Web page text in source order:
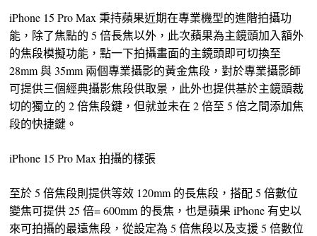
iPhone 15 Pro Max 秉持蘋果近期在專業機型的進階拍攝功
能，除了焦點的 5 倍長焦以外，此次蘋果為主鏡頭加入額外
的焦段模擬功能，點一下拍攝畫面的主鏡頭即可切換至
28mm 與 35mm 兩個專業攝影的黃金焦段，對於專業攝影師
可提供三個經典攝影焦段供取景，此外也提供基於主鏡頭裁
切的獨立的 2 倍焦段鍵，但就並未在 2 倍至 5 倍之間添加焦
段的快捷鍵。
iPhone 15 Pro Max 拍攝的樣張
至於 5 倍焦段則提供等效 120mm 的長焦段，搭配 5 倍數位
變焦可提供 25 倍= 600mm 的長焦，也是蘋果 iPhone 有史以
來可拍攝的最遠焦段，從設定為 5 倍焦段以及支援 5 倍數位